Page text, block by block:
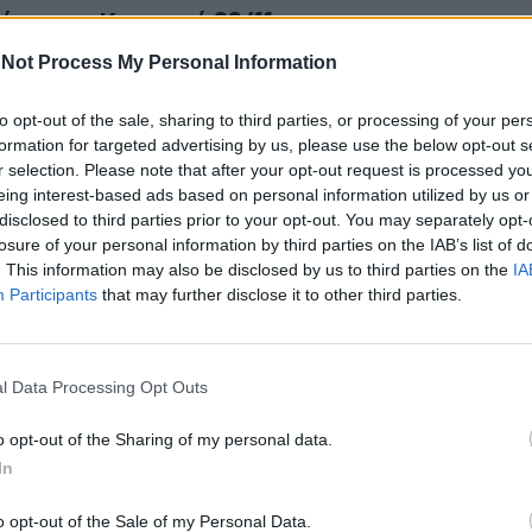
Not Process My Personal Information
opt-out of the sale, sharing to third parties, or processing of your
for targeted advertising by us, please use the below opt-out
selection. Please note that after your opt-out request is processed
interest-based ads based on personal information utilized by us
to third parties prior to your opt-out. You may separately
of your personal information by third parties on the IAB’s list of
This information may also be disclosed by us to third parties on the
Participants that may further disclose it to other third parties.
Data Processing Opt Outs
opt-out of the Sharing of my personal data.
opt-out of the Sale of my Personal Data.
την Κυριακή 26/11
δεν έχει ενημερώσει σχετικά με το ωράριο των
συνήθως, ανοίγουν 11.00 με 19:00.
εμπορικών καταστημάτων
των καταστημάτων τους έχουν βγάλει τα
επί της Κηφισίας τα καταστήματα θα
26 Νοεμβρίου από τις 11 έως τις 19.00.